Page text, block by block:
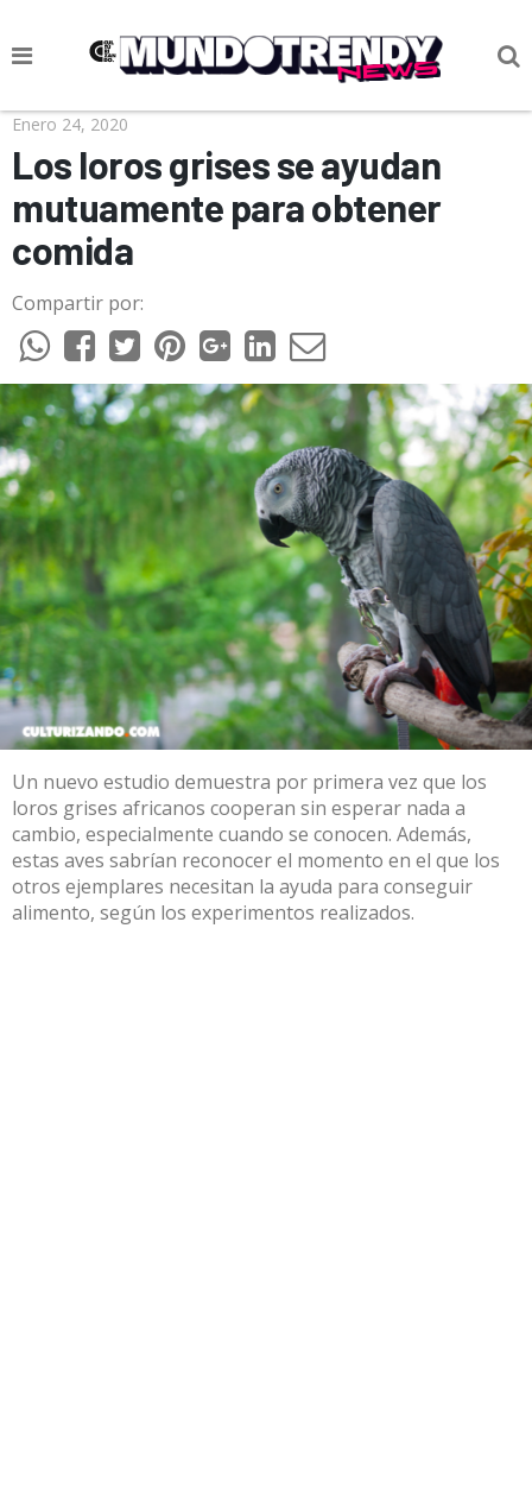
NOTICIAS
CULTURA POP
CIENCIA Y TECNOLOGÍA
VIDA
SOCIEDAD
CULTURIZANDO.COM
Enero 24, 2020
Los loros grises se ayudan
mutuamente para obtener
comida
Compartir por:
Un nuevo estudio demuestra por primera vez que los
loros grises africanos cooperan sin esperar nada a
cambio, especialmente cuando se conocen. Además,
estas aves sabrían reconocer el momento en el que los
otros ejemplares necesitan la ayuda para conseguir
alimento, según los experimentos realizados.